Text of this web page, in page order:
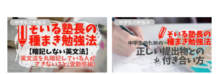
中学生の勉強法 中学生の勉強法